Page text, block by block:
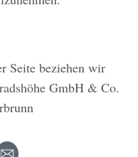
Seite beziehen wir
GmbH & Co.